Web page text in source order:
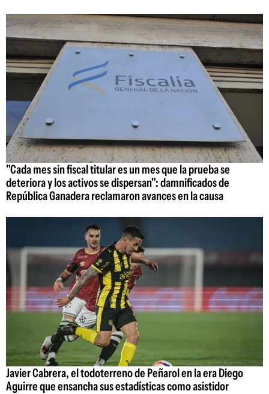
"Cada mes sin fiscal titular es un mes que la prueba se
deteriora y los activos se dispersan": damnificados de
República Ganadera reclamaron avances en la causa
Javier Cabrera, el todoterreno de Peñarol en la era Diego
Aguirre que ensancha sus estadísticas como asistidor